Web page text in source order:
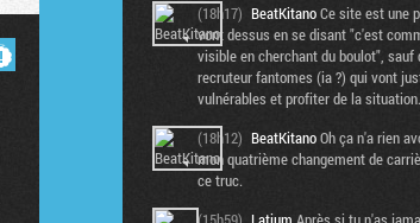
(18h17) BeatKitanoCe site est une
vont dessus en se disant "c'est
visible en cherchant du boulot",
recruteur fantomes (ia ?) qui vont
vulnérables et profiter de la situation.
(18h12) BeatKitanoOh ça n'a rien
mon quatrième changement de
ce truc.